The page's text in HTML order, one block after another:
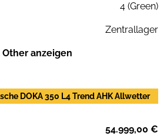
4 (Green)
Zentrallager
Other anzeigen
DOKA 350 L4 Trend AHK Allwetter
54.999,00 €